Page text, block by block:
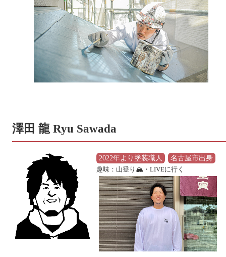
澤田 龍 Ryu Sawada
2022年より塗装職人
名古屋市出身
趣味：山登り🏔・LIVEに行く